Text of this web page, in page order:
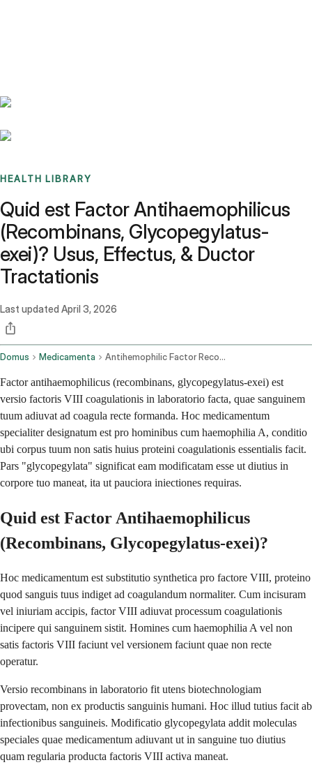
HEALTH LIBRARY
Quid est Factor Antihaemophilicus
(Recombinans, Glycopegylatus-
exei)? Usus, Effectus, & Ductor
Tractationis
Last updated April 3, 2026
Domus Medicamenta Antihemophilic Factor Recombinant Glycopegylated Exei Intravenous Route
Factor antihaemophilicus (recombinans, glycopegylatus-exei) est
versio factoris VIII coagulationis in laboratorio facta, quae sanguinem
tuum adiuvat ad coagula recte formanda. Hoc medicamentum
specialiter designatum est pro hominibus cum haemophilia A, conditio
ubi corpus tuum non satis huius proteini coagulationis essentialis facit.
Pars "glycopegylata" significat eam modificatam esse ut diutius in
corpore tuo maneat, ita ut pauciora iniectiones requiras.
Quid est Factor Antihaemophilicus
(Recombinans, Glycopegylatus-exei)?
Hoc medicamentum est substitutio synthetica pro factore VIII, proteino
quod sanguis tuus indiget ad coagulandum normaliter. Cum incisuram
vel iniuriam accipis, factor VIII adiuvat processum coagulationis
incipere qui sanguinem sistit. Homines cum haemophilia A vel non
satis factoris VIII faciunt vel versionem faciunt quae non recte
operatur.
Versio recombinans in laboratorio fit utens biotechnologiam
provectam, non ex productis sanguinis humani. Hoc illud tutius facit ab
infectionibus sanguineis. Modificatio glycopegylata addit moleculas
speciales quae medicamentum adiuvant ut in sanguine tuo diutius
quam regularia producta factoris VIII activa maneat.